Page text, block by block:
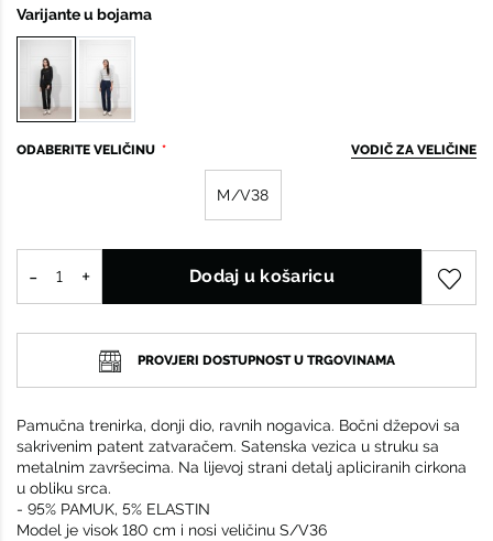
Varijante u bojama
ODABERITE VELIČINU VODIČ ZA VELIČINE
M/V38
Dodaj u košaricu
PROVJERI DOSTUPNOST U TRGOVINAMA
Pamučna trenirka, donji dio, ravnih nogavica. Bočni džepovi sa
sakrivenim patent zatvaračem. Satenska vezica u struku sa
metalnim završecima. Na lijevoj strani detalj apliciranih cirkona
u obliku srca.
- 95% PAMUK, 5% ELASTIN
Model je visok 180 cm i nosi veličinu S/V36